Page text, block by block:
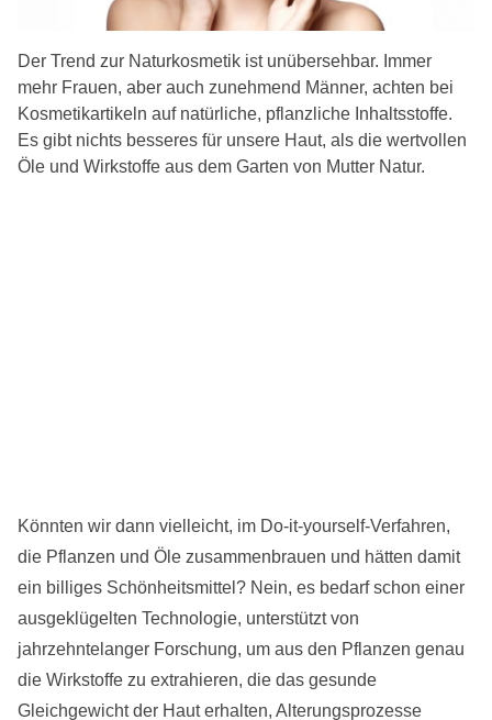
Der Trend zur Naturkosmetik ist unübersehbar. Immer
mehr Frauen, aber auch zunehmend Männer, achten bei
Kosmetikartikeln auf natürliche, pflanzliche Inhaltsstoffe.
Es gibt nichts besseres für unsere Haut, als die wertvollen
Öle und Wirkstoffe aus dem Garten von Mutter Natur.
Könnten wir dann vielleicht, im Do-it-yourself-Verfahren,
die Pflanzen und Öle zusammenbrauen und hätten damit
ein billiges Schönheitsmittel? Nein, es bedarf schon einer
ausgeklügelten Technologie, unterstützt von
jahrzehntelanger Forschung, um aus den Pflanzen genau
die Wirkstoffe zu extrahieren, die das gesunde
Gleichgewicht der Haut erhalten, Alterungsprozesse